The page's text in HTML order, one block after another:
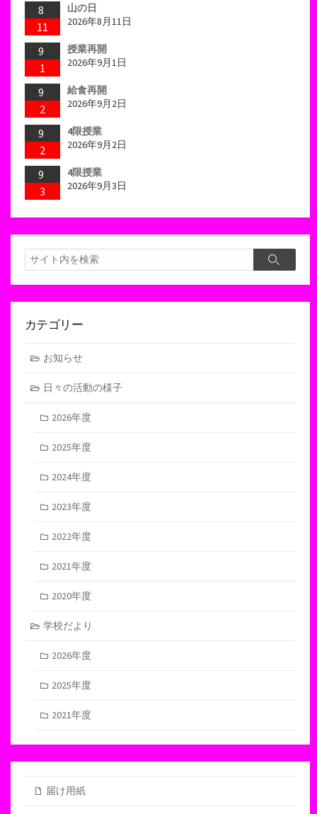
8
11
山の日
2026年8月11日
9
1
授業再開
2026年9月1日
9
2
給食再開
2026年9月2日
9
2
4限授業
2026年9月2日
9
3
4限授業
2026年9月3日
検
索
検
カテゴリー
お知らせ
日々の活動の様子
2026年度
2025年度
2024年度
2023年度
2022年度
2021年度
2020年度
学校だより
2026年度
2025年度
2021年度
届け用紙